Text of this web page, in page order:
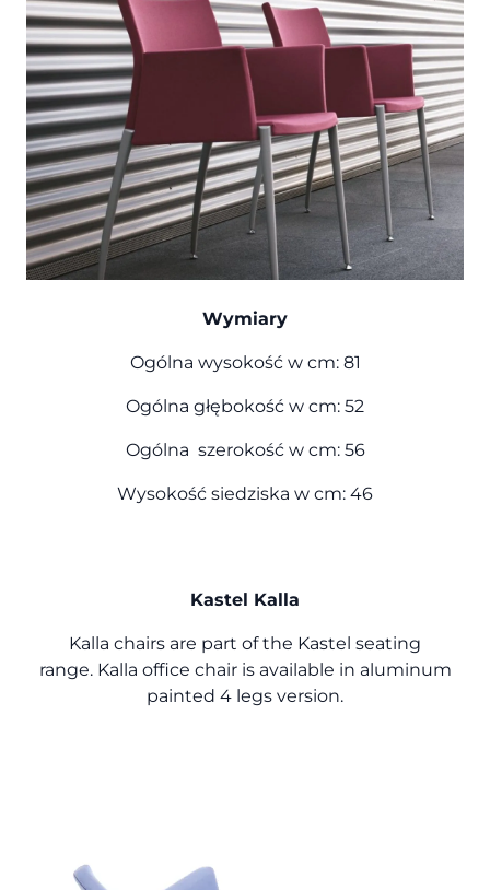
Wymiary
Ogólna wysokość w cm: 81
Ogólna głębokość w cm: 52
Ogólna szerokość w cm: 56
Wysokość siedziska w cm: 46
Kastel Kalla
Kalla chairs are part of the Kastel seating
range.Kalla office chair is available in aluminum
painted 4 legs version.